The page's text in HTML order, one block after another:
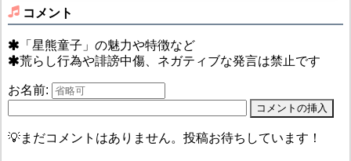
コメント
「星熊童子」の魅力や特徴など
荒らし行為や誹謗中傷、ネガティブな発言は禁止です
お名前:
💡まだコメントはありません。投稿お待ちしています！